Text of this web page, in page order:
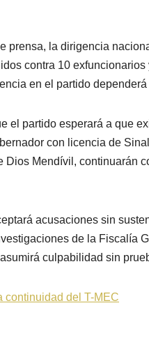
prensa, la dirigencia
contra 10
en el partido
el partido esperará a que
con licencia de
Dios Mendívil, continuarán
acusaciones sin
de la Fiscalía
culpabilidad sin
continuidad del T-MEC